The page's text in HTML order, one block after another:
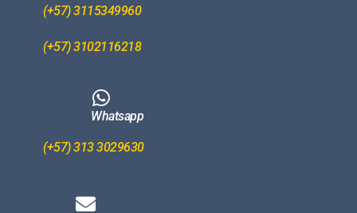
(+57) 3115349960
(+57) 3102116218
Whatsapp
(+57) 313 3029630